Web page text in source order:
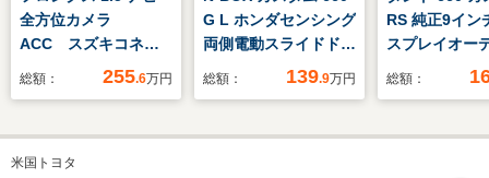
全方位カメラ
ACC スズキコネク
ト ワイヤレス充電
パーキングセンサー
LEDヘッドランプ ハ
総額： 255.6万円
G L ホンダセンシング
両側電動スライドド
ア 純正ナビ フルセ
総額： 139.9万円
RS 純正9イン
スプレイオ
両側電動スラ
車 ドラレ
総額：
米国トヨタ